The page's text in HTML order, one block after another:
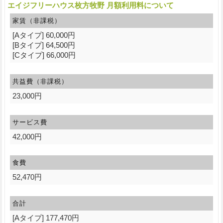
エイジフリーハウス枚方牧野 月額利用料について
家賃（非課税）
[Aタイプ] 60,000円
[Bタイプ] 64,500円
[Cタイプ] 66,000円
共益費（非課税）
23,000円
サービス費
42,000円
食費
52,470円
合計
[Aタイプ] 177,470円